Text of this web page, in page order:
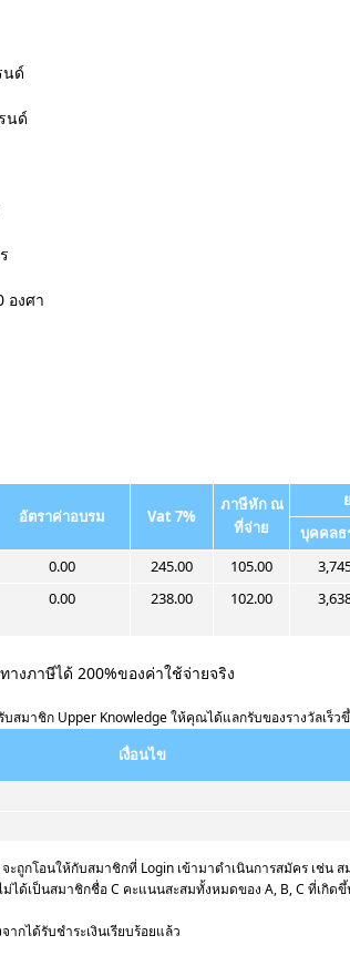
นด์
นด์
องศา
อัตราค่าอบรม Vat 7%
ภาษีหัก ณ
ที่จ่าย
บุคคลธ
0.00 245.00 105.00
0.00 238.00 102.00
งภาษีได้ 200%ของค่าใช้จ่ายจริง
บสมาชิก Upper Knowledge ให้คุณได้แลกรับของรางวัลเร็
เงื่อนไข
ะถูกโอนให้กับสมาชิกที่ Login เข้ามาดำเนินการสมัคร เช่น
ได้เป็นสมาชิกชื่อ C คะแนนสะสมทั้งหมดของ A, B, C ที่เกิด
กได้รับชำระเงินเรียบร้อยแล้ว